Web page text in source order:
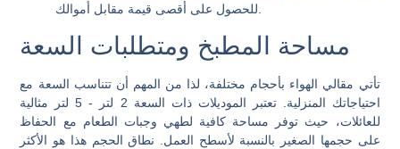
مساحة المطبخ ومتطلبات السعة
تأتي مقالي الهواء بأحجام مختلفة، لذا من المهم أن تتناسب السعة مع
احتياجاتك المنزلية. تعتبر الموديلات ذات السعة 2 لتر - 5 لتر مثالية
للعائلات، حيث توفر مساحة كافية لطهي وجبات الطعام مع الحفاظ
على حجمها الصغير بالنسبة لأسطح العمل. نطاق الحجم هذا هو الأكثر